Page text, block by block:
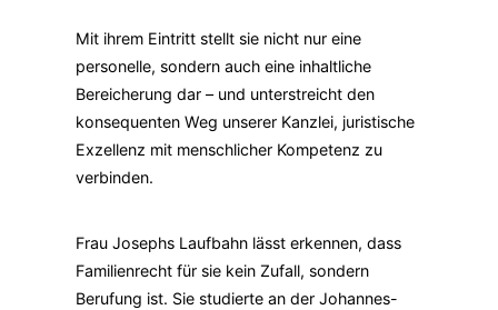
Mit ihrem Eintritt stellt sie nicht nur eine
personelle, sondern auch eine inhaltliche
Bereicherung dar – und unterstreicht den
konsequenten Weg unserer Kanzlei, juristische
Exzellenz mit menschlicher Kompetenz zu
verbinden.
Frau Josephs Laufbahn lässt erkennen, dass
Familienrecht für sie kein Zufall, sondern
Berufung ist. Sie studierte an der Johannes-